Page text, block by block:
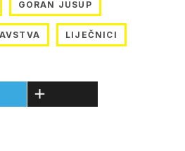
GORAN JUSUP
LIJEČNICI